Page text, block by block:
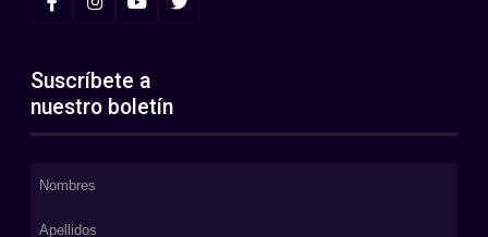
Suscríbete a
nuestro boletín